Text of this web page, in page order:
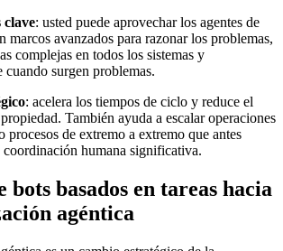
clave: usted puede aprovechar los agentes de
marcos avanzados para razonar los problemas,
complejas en todos los sistemas y
cuando surgen problemas.
: acelera los tiempos de ciclo y reduce el
También ayuda a escalar operaciones
procesos de extremo a extremo que antes
coordinación humana significativa.
bots basados en tareas hacia
agéntica